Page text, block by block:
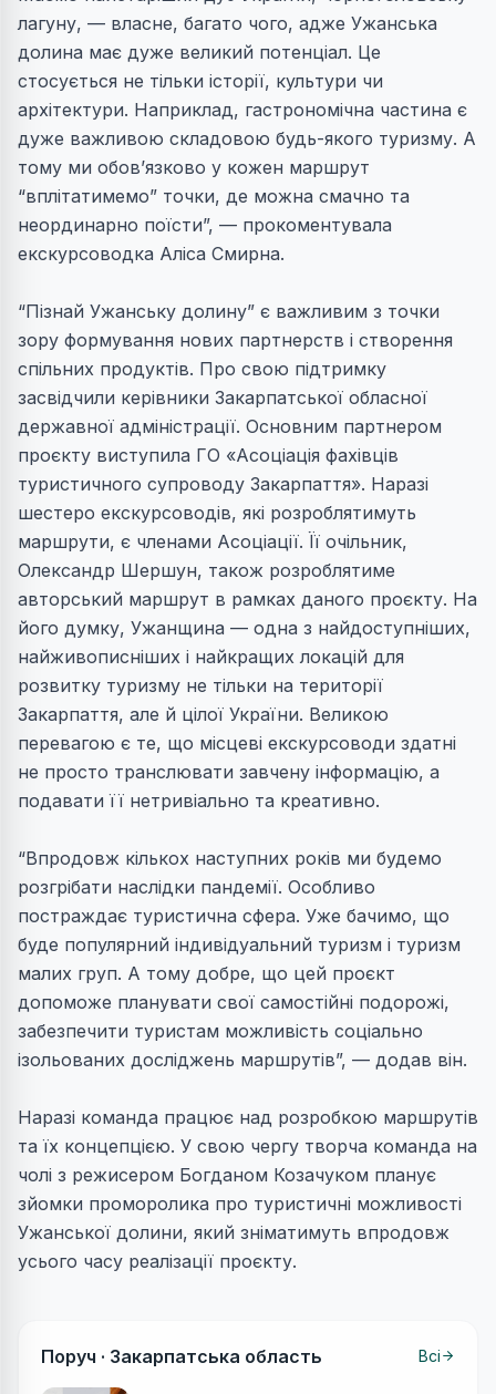
лагуну, — власне, багато чого, адже Ужанська
долина має дуже великий потенціал. Це
стосується не тільки історії, культури чи
архітектури. Наприклад, гастрономічна частина є
дуже важливою складовою будь-якого туризму. А
тому ми обов’язково у кожен маршрут
“вплітатимемо” точки, де можна смачно та
неординарно поїсти”, — прокоментувала
екскурсоводка Аліса Смирна.
“Пізнай Ужанську долину” є важливим з точки
зору формування нових партнерств і створення
спільних продуктів. Про свою підтримку
засвідчили керівники Закарпатської обласної
державної адміністрації. Основним партнером
проєкту виступила ГО «Асоціація фахівців
туристичного супроводу Закарпаття». Наразі
шестеро екскурсоводів, які розроблятимуть
маршрути, є членами Асоціації. Її очільник,
Олександр Шершун, також розроблятиме
авторський маршрут в рамках даного проєкту. На
його думку, Ужанщина — одна з найдоступніших,
найживописніших і найкращих локацій для
розвитку туризму не тільки на території
Закарпаття, але й цілої України. Великою
перевагою є те, що місцеві екскурсоводи здатні
не просто транслювати завчену інформацію, а
подавати її нетривіально та креативно.
“Впродовж кількох наступних років ми будемо
розгрібати наслідки пандемії. Особливо
постраждає туристична сфера. Уже бачимо, що
буде популярний індивідуальний туризм і туризм
малих груп. А тому добре, що цей проєкт
допоможе планувати свої самостійні подорожі,
забезпечити туристам можливість соціально
ізольованих досліджень маршрутів”, — додав він.
Наразі команда працює над розробкою маршрутів
та їх концепцією. У свою чергу творча команда на
чолі з режисером Богданом Козачуком планує
зйомки проморолика про туристичні можливості
Ужанської долини, який зніматимуть впродовж
усього часу реалізації проєкту.
Поруч · Закарпатська область Всі